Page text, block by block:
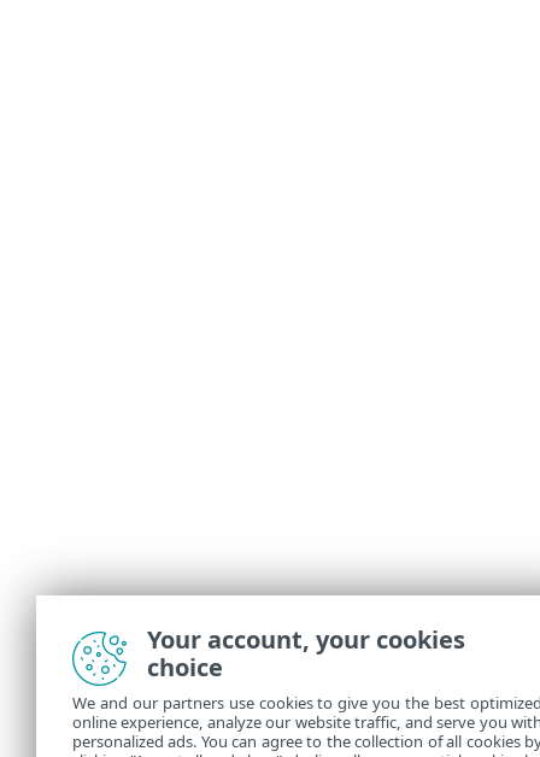
Your account, your cookies
choice
We and our partners use cookies to give you the best
online experience, analyze our website traffic, and serve you
personalized ads. You can agree to the collection of all cookies